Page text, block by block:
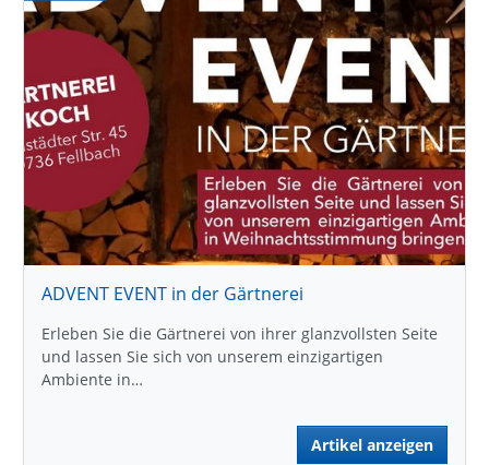
ADVENT EVENT in der Gärtnerei
Erleben Sie die Gärtnerei von ihrer glanzvollsten Seite
und lassen Sie sich von unserem einzigartigen
Ambiente in…
Artikel anzeigen